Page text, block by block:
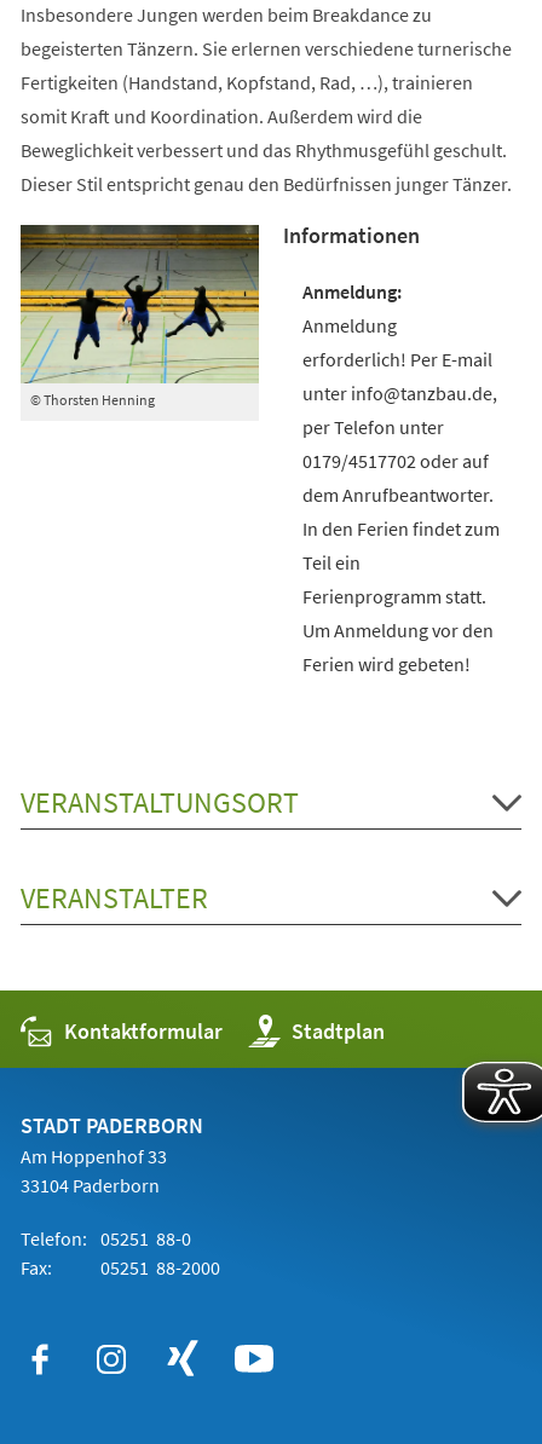
Insbesondere Jungen werden beim Breakdance zu
begeisterten Tänzern. Sie erlernen verschiedene turnerische
Fertigkeiten (Handstand, Kopfstand, Rad, …), trainieren
somit Kraft und Koordination. Außerdem wird die
Beweglichkeit verbessert und das Rhythmusgefühl geschult.
Dieser Stil entspricht genau den Bedürfnissen junger Tänzer.
© Thorsten Henning
Informationen
Anmeldung
erforderlich! Per E-mail
unter info@tanzbau.de,
per Telefon unter
0179/4517702 oder auf
dem Anrufbeantworter.
In den Ferien findet zum
Teil ein
Ferienprogramm statt.
Um Anmeldung vor den
Ferien wird gebeten!
VERANSTALTUNGSORT
VERANSTALTER
Kontaktformular Stadtplan
(Öffnet
in
einem
STADT PADERBORN
Am Hoppenhof 33
33104 Paderborn
Telefon: 05251 88-0
Fax:
05251 88-2000